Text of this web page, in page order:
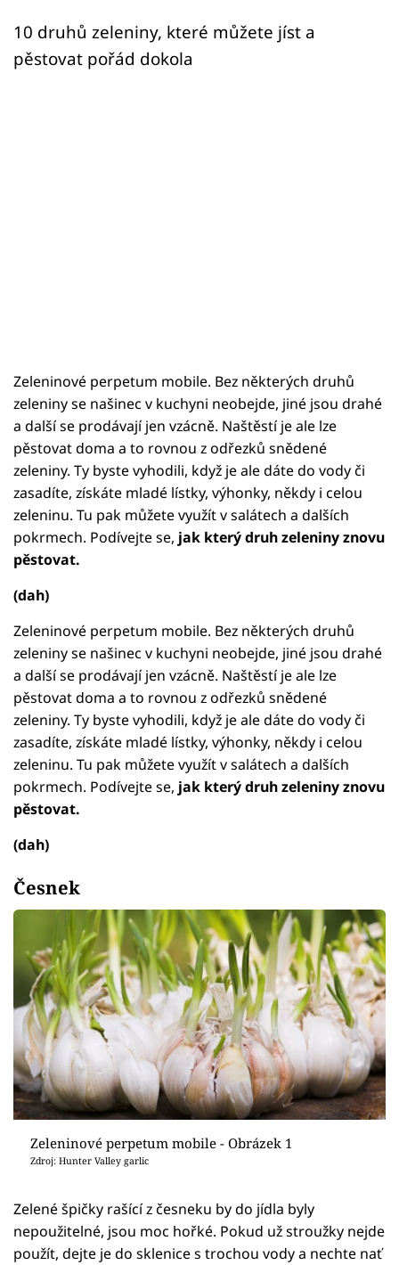
10 druhů zeleniny, které můžete jíst a
pěstovat pořád dokola
Zeleninové perpetum mobile. Bez některých druhů
zeleniny se našinec v kuchyni neobejde, jiné jsou drahé
a další se prodávají jen vzácně. Naštěstí je ale lze
pěstovat doma a to rovnou z odřezků snědené
zeleniny. Ty byste vyhodili, když je ale dáte do vody či
zasadíte, získáte mladé lístky, výhonky, někdy i celou
zeleninu. Tu pak můžete využít v salátech a dalších
pokrmech. Podívejte se, jak který druh zeleniny znovu
pěstovat.
(dah)
Zeleninové perpetum mobile. Bez některých druhů
zeleniny se našinec v kuchyni neobejde, jiné jsou drahé
a další se prodávají jen vzácně. Naštěstí je ale lze
pěstovat doma a to rovnou z odřezků snědené
zeleniny. Ty byste vyhodili, když je ale dáte do vody či
zasadíte, získáte mladé lístky, výhonky, někdy i celou
zeleninu. Tu pak můžete využít v salátech a dalších
pokrmech. Podívejte se, jak který druh zeleniny znovu
pěstovat.
(dah)
Česnek
Zeleninové perpetum mobile - Obrázek 1
Zdroj: Hunter Valley garlic
Zelené špičky rašící z česneku by do jídla byly
nepoužitelné, jsou moc hořké. Pokud už stroužky nejde
použít, dejte je do sklenice s trochou vody a nechte nať